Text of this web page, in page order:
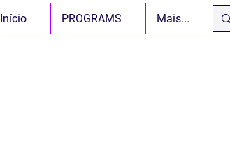
Início PROGRAMS Mais...